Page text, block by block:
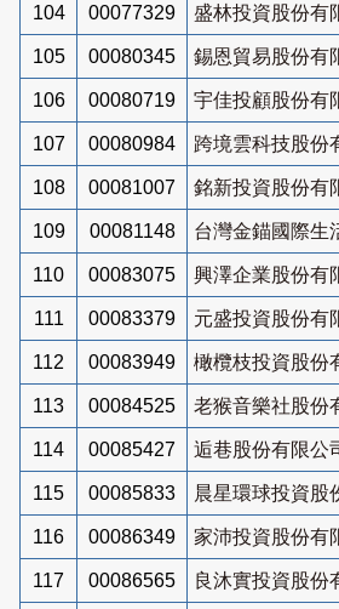
104 00077329 盛林投資股份有
105 00080345 錫恩貿易股份有
106 00080719 宇佳投顧股份有
107 00080984 跨境雲科技股份
108 00081007 銘新投資股份有
109 00081148 台灣金錨國際生
110 00083075 興澤企業股份有
111 00083379 元盛投資股份有
112 00083949 橄欖枝投資股份
113 00084525 老猴音樂社股份
114 00085427 逅巷股份有限公
115 00085833 晨星環球投資股
116 00086349 家沛投資股份有
117 00086565 良沐實投資股份